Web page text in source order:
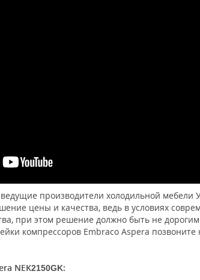
производители холодильной мебели
цены и качества, ведь в условиях
при этом решение должно быть не
компрессоров Embraco Aspera
NEK2150GK: